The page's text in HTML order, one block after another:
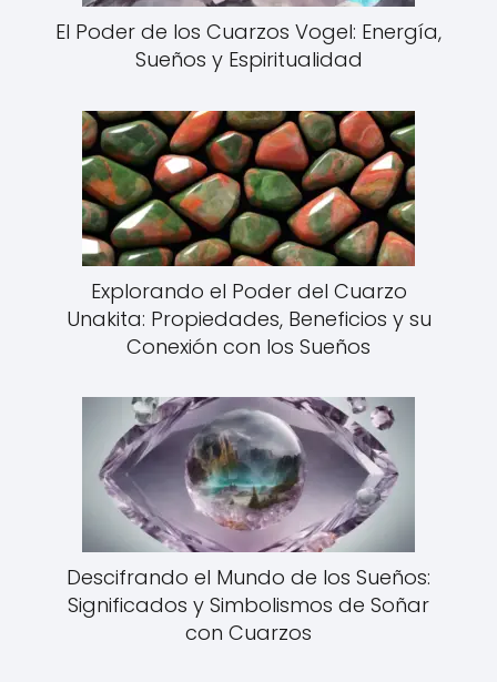
El Poder de los Cuarzos Vogel: Energía,
Sueños y Espiritualidad
Explorando el Poder del Cuarzo
Unakita: Propiedades, Beneficios y su
Conexión con los Sueños
Descifrando el Mundo de los Sueños:
Significados y Simbolismos de Soñar
con Cuarzos